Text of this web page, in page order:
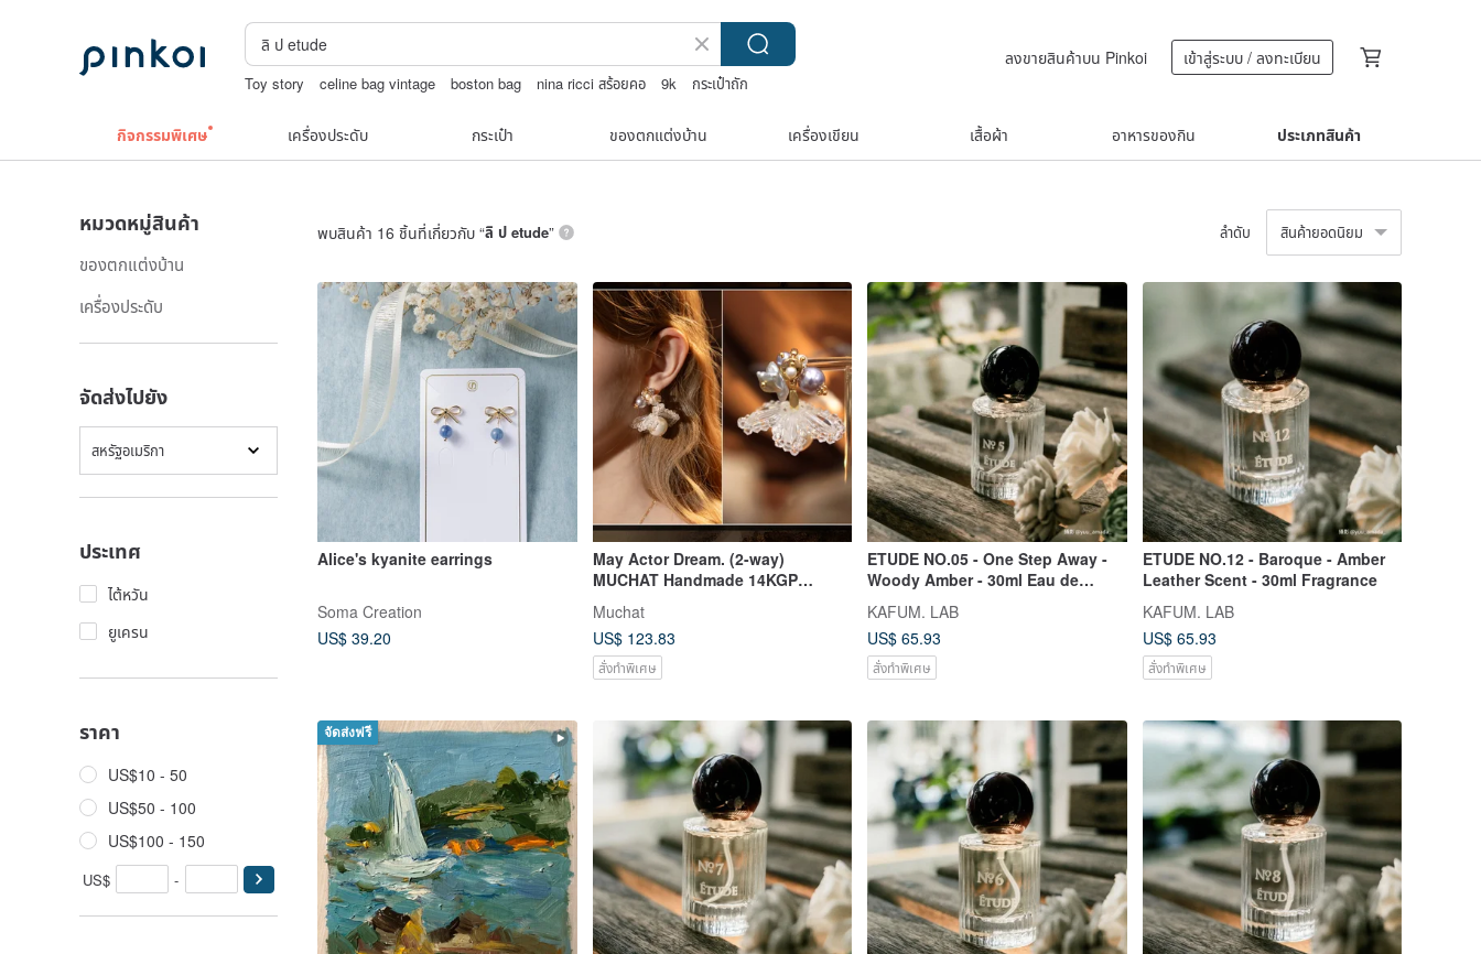
Toy story celine bag vintage boston bag nina ricci สร้อยคอ 9k
กระเป๋าถัก
ลงขายสินค้าบน Pinkoi เข้าสู่ระบบ / ลงทะเบียน
กิจกรรมพิเศษ เครื่องประดับ กระเป๋า ของตกแต่งบ้าน เครื่องเขียน เสื้อผ้า อาหารของกิน ประเภทสินค้า
หมวดหมู่สินค้า
ของตกแต่งบ้าน
เครื่องประดับ
จัดส่งไปยัง
สหรัฐอเมริกา
ประเทศ
ไต้หวัน
ยูเครน
ราคา
US$10 - 50
US$50 - 100
US$100 - 150
US$ -
พบสินค้า 16 ชิ้นที่เกี่ยวกับ “ลิ ป etude” ลำดับ สินค้ายอดนิยม
Alice's kyanite earrings
Soma Creation
US$ 39.20
May Actor Dream. (2-way)
MUCHAT Handmade 14KGP
Sterling Silver Post Earrings
Muchat
US$ 123.83
สั่งทำพิเศษ
ETUDE NO.05 - One Step Away -
Woody Amber - 30ml Eau de
KAFUM. LAB
US$ 65.93
สั่งทำพิเศษ
ETUDE NO.12 - Baroque - Amber
Leather Scent - 30ml Fragrance
KAFUM. LAB
US$ 65.93
สั่งทำพิเศษ
จัดส่งฟรี